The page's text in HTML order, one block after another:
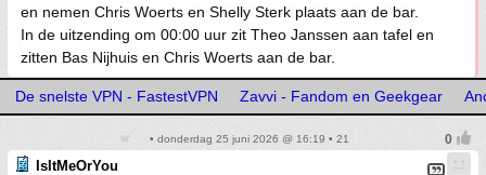
en nemen Chris Woerts en Shelly Sterk plaats aan de bar.
In de uitzending om 00:00 uur zit Theo Janssen aan tafel en
zitten Bas Nijhuis en Chris Woerts aan de bar.
De snelste VPN - FastestVPN Zavvi - Fandom en Geekgear
• donderdag 25 juni 2026 @ 16:19 • 21
IsItMeOrYou